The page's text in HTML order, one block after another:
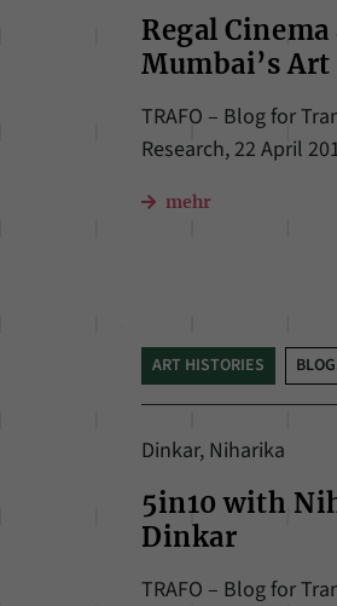
Regal Cinema
Mumbai’s Art
TRAFO – Blog for
Research, 22 April
mehr
ART HISTORIES
Dinkar, Niharika
5in10 with
Dinkar
TRAFO – Blog for